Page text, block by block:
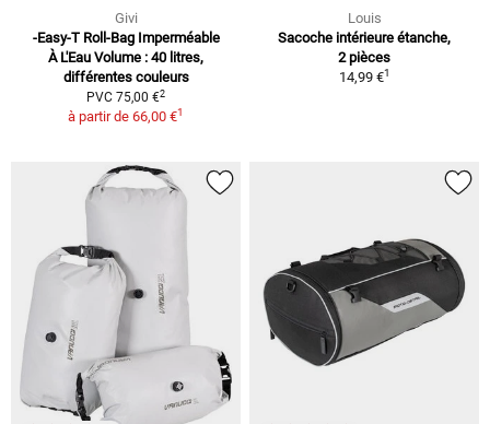
Givi
-Easy-T Roll-Bag Imperméable
À L'Eau Volume : 40 litres,
différentes couleurs
PVC 75,00 €2
à partir de 66,00 €1
Louis
Sacoche intérieure étanche,
2 pièces
14,99 €1